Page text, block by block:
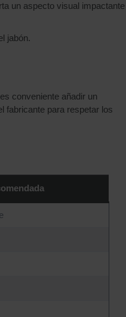
un aspecto visual impactante
jabón.
conveniente añadir un
fabricante para respetar los